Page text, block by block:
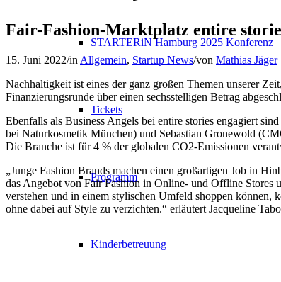
STARTERiN Hamburg 2025 Konferenz
Tickets
Programm
Kinderbetreuung
Fair-Fashion-Marktplatz entire
15. Juni 2022/in Allgemein, Startup News/von Mathias Jäger
Nachhaltigkeit ist eines der ganz großen Themen unserer
Finanzierungsrunde über einen sechsstelligen Betrag
Ebenfalls als Business Angels bei entire stories engagiert
bei Naturkosmetik München) und Sebastian Gronewold
Die Branche ist für 4 % der globalen CO2-Emissionen
„Junge Fashion Brands machen einen großartigen Job in
das Angebot von Fair Fashion in Online- und Offline Stores
verstehen und in einem stylischen Umfeld shoppen
ohne dabei auf Style zu verzichten.“ erläutert Jacqueline